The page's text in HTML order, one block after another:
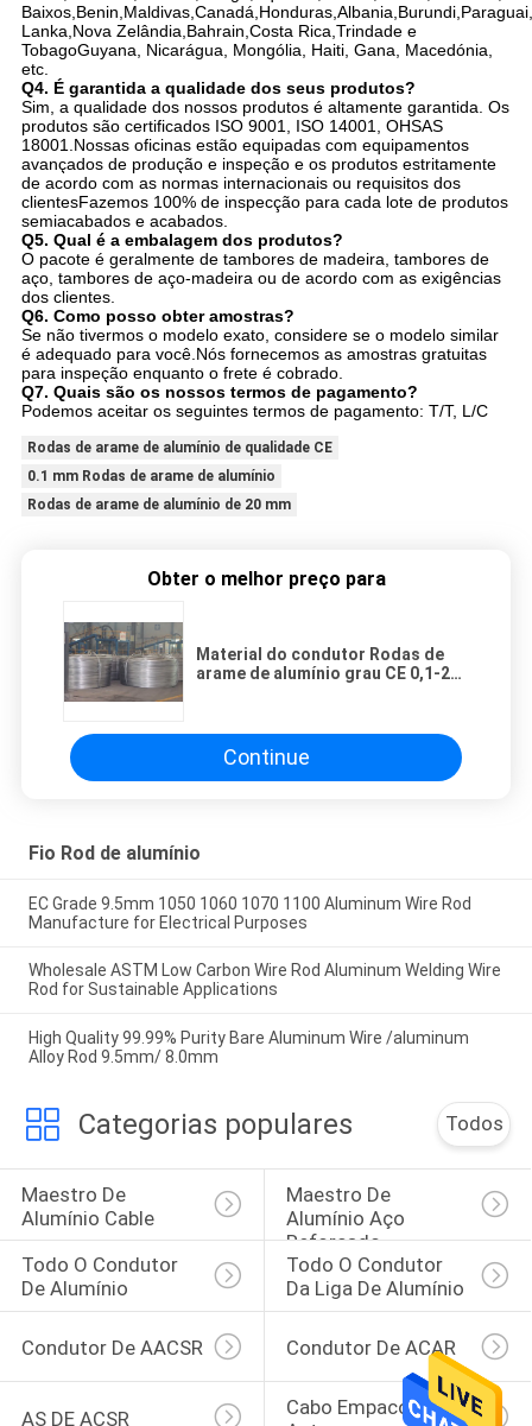
Lanka,Nova Zelândia,Bahrain,Costa Rica,Trindade e
TobagoGuyana, Nicarágua, Mongólia, Haiti, Gana, Macedónia,
etc.
Q4. É garantida a qualidade dos seus produtos?
Sim, a qualidade dos nossos produtos é altamente garantida. Os
produtos são certificados ISO 9001, ISO 14001, OHSAS
18001.Nossas oficinas estão equipadas com equipamentos
avançados de produção e inspeção e os produtos estritamente
de acordo com as normas internacionais ou requisitos dos
clientesFazemos 100% de inspecção para cada lote de produtos
semiacabados e acabados.
Q5. Qual é a embalagem dos produtos?
O pacote é geralmente de tambores de madeira, tambores de
aço, tambores de aço-madeira ou de acordo com as exigências
dos clientes.
Q6. Como posso obter amostras?
Se não tivermos o modelo exato, considere se o modelo similar
é adequado para você.Nós fornecemos as amostras gratuitas
para inspeção enquanto o frete é cobrado.
Q7. Quais são os nossos termos de pagamento?
Podemos aceitar os seguintes termos de pagamento: T/T, L/C
Rodas de arame de alumínio de qualidade CE
0.1 mm Rodas de arame de alumínio
Rodas de arame de alumínio de 20 mm
Obter o melhor preço para
Material do condutor Rodas de
arame de alumínio grau CE 0,1-20
Continue
Fio Rod de alumínio
EC Grade 9.5mm 1050 1060 1070 1100 Aluminum Wire Rod
Manufacture for Electrical Purposes
Wholesale ASTM Low Carbon Wire Rod Aluminum Welding Wire
Rod for Sustainable Applications
High Quality 99.99% Purity Bare Aluminum Wire /aluminum
Alloy Rod 9.5mm/ 8.0mm
Categorias populares Todos
Maestro De
Alumínio Cable
Maestro De
Alumínio Aço
Reforçado
Todo O Condutor
De Alumínio
Todo O Condutor
Da Liga De Alumínio
Condutor De AACSR Condutor De ACAR
AS DE ACSR
Cabo Empacotado